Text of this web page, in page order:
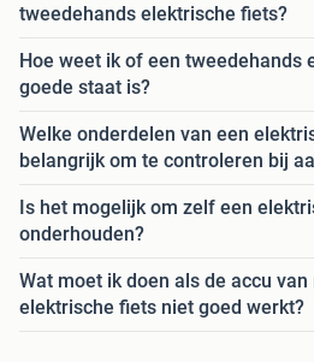
tweedehands elektrische fiets?
Hoe weet ik of een tweedehands
goede staat is?
Welke onderdelen van een
belangrijk om te controleren bij
Is het mogelijk om zelf een
onderhouden?
Wat moet ik doen als de accu
elektrische fiets niet goed werkt?